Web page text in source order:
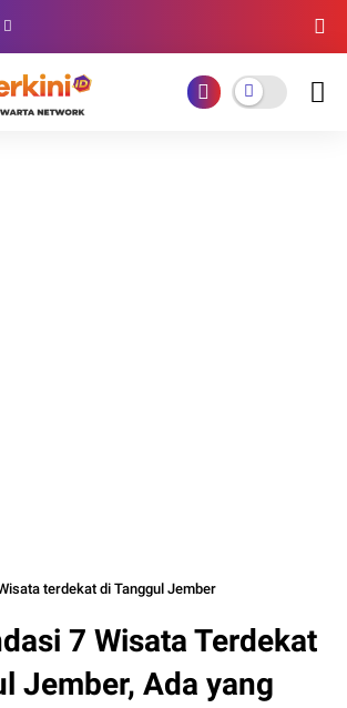
terdekat di Tanggul Jember
7 Wisata Terdekat
Jember, Ada yang